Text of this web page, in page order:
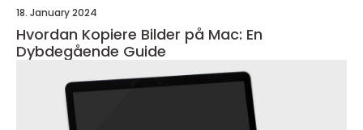
18. January 2024
Hvordan Kopiere Bilder på Mac: En
Dybdegående Guide